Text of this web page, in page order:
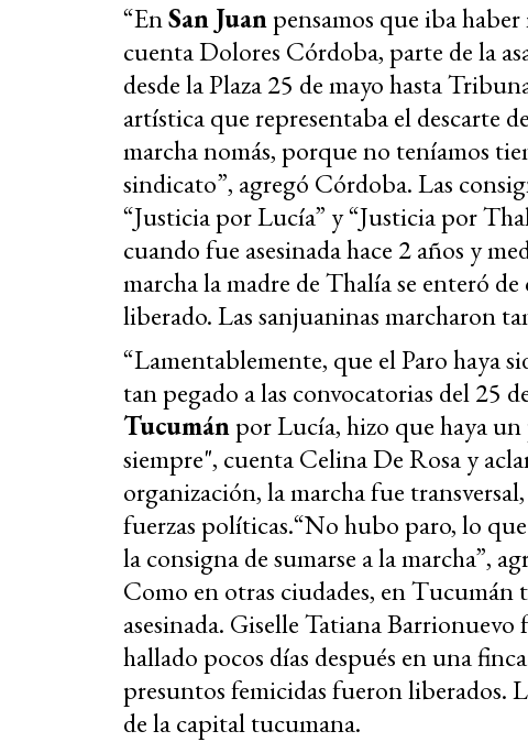
“EnSan Juanpensamos que iba
cuenta Dolores Córdoba, parte de la
desde la Plaza 25 de mayo hasta
artística que representaba el descarte
marcha nomás, porque no teníamos
sindicato”, agregó Córdoba. Las
“Justicia por Lucía” y “Justicia por
cuando fue asesinada hace 2 años y
marcha la madre de Thalía se enteró
liberado. Las sanjuaninas marcharon
“Lamentablemente, que el Paro haya
tan pegado a las convocatorias del 25
Tucumánpor Lucía, hizo que haya
siempre", cuenta Celina De Rosa y
organización, la marcha fue
fuerzas políticas.“No hubo paro, lo
la consigna de sumarse a la marcha”,
Como en otras ciudades, en
asesinada. Giselle Tatiana Barrionuevo
hallado pocos días después en una
presuntos femicidas fueron liberados.
de la capital tucumana.